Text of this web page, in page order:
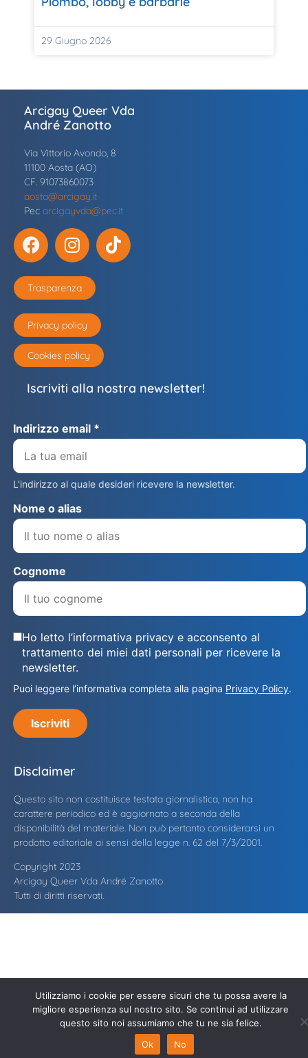
29 Giugno 2026
Arcigay Queer Vda
André Zanotto
Via Vittorio Avondo, 8
11100 Aosta (AO)
CF. 91073860073
aosta@arcigay.it
Pec arcigayvda@pec.it
Trasparenza
Privacy policy
Cookies policy
Iscriviti alla nostra newsletter!
Indirizzo email *
L'indirizzo al quale desideri ricevere la newsletter.
Nome o alias
Cognome
Ho letto l’informativa privacy e acconsento al
trattamento dei miei dati personali per ricevere la
newsletter.
Puoi leggere l’informativa completa alla pagina Privacy Policy.
Iscriviti
Disclaimer
Questo sito non costituisce testata giornalistica, non ha
carattere periodico ed è aggiornato a seconda della
disponibilità del materiale. Non può pertanto considerarsi un
prodotto editoriale ai sensi della legge n. 62 del 7/3/2001.
Copyright 2023
Arcigay Queer Vda André Zanotto
Tutti di diritti riservati.
Utilizziamo i cookie per essere sicuri che tu possa avere la
migliore esperienza sul nostro sito. Se continui ad utilizzare
questo sito noi assumiamo che tu ne sia felice.
Ok
No